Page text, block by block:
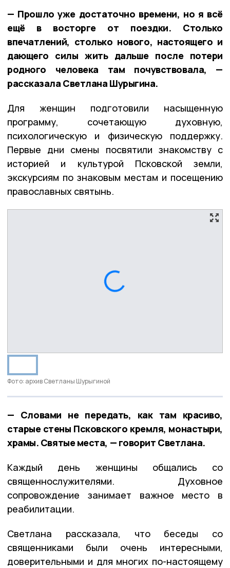
— Прошло уже достаточно времени, но я всё
ещё в восторге от поездки. Столько
впечатлений, столько нового, настоящего и
дающего силы жить дальше после потери
родного человека там почувствовала, —
рассказала Светлана Шурыгина.
Для женщин подготовили насыщенную
программу, сочетающую духовную,
психологическую и физическую поддержку.
Первые дни смены посвятили знакомству с
историей и культурой Псковской земли,
экскурсиям по знаковым местам и посещению
православных святынь.
Фото: архив Светланы Шурыгиной
— Словами не передать, как там красиво,
старые стены Псковского кремля, монастыри,
храмы. Святые места, — говорит Светлана.
Каждый день женщины общались со
священнослужителями. Духовное
сопровождение занимает важное место в
реабилитации.
Светлана рассказала, что беседы со
священниками были очень интересными,
доверительными и для многих по-настоящему